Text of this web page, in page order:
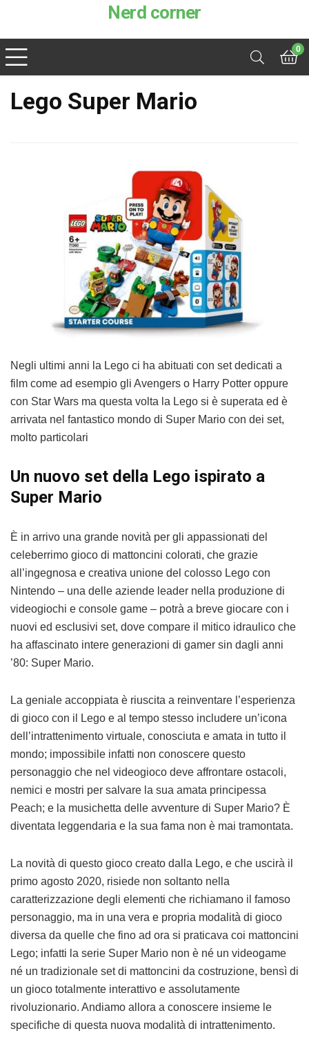
Nerd corner
0
Lego Super Mario
Negli ultimi anni la Lego ci ha abituati con set dedicati a
film come ad esempio gli Avengers o Harry Potter oppure
con Star Wars ma questa volta la Lego si è superata ed è
arrivata nel fantastico mondo di Super Mario con dei set,
molto particolari
Un nuovo set della Lego ispirato a
Super Mario
È in arrivo una grande novità per gli appassionati del
celeberrimo gioco di mattoncini colorati, che grazie
all’ingegnosa e creativa unione del colosso Lego con
Nintendo – una delle aziende leader nella produzione di
videogiochi e console game – potrà a breve giocare con i
nuovi ed esclusivi set, dove compare il mitico idraulico che
ha affascinato intere generazioni di gamer sin dagli anni
’80: Super Mario.
La geniale accoppiata è riuscita a reinventare l’esperienza
di gioco con il Lego e al tempo stesso includere un’icona
dell’intrattenimento virtuale, conosciuta e amata in tutto il
mondo; impossibile infatti non conoscere questo
personaggio che nel videogioco deve affrontare ostacoli,
nemici e mostri per salvare la sua amata principessa
Peach; e la musichetta delle avventure di Super Mario? È
diventata leggendaria e la sua fama non è mai tramontata.
La novità di questo gioco creato dalla Lego, e che uscirà il
primo agosto 2020, risiede non soltanto nella
caratterizzazione degli elementi che richiamano il famoso
personaggio, ma in una vera e propria modalità di gioco
diversa da quelle che fino ad ora si praticava coi mattoncini
Lego; infatti la serie Super Mario non è né un videogame
né un tradizionale set di mattoncini da costruzione, bensì di
un gioco totalmente interattivo e assolutamente
rivoluzionario. Andiamo allora a conoscere insieme le
specifiche di questa nuova modalità di intrattenimento.